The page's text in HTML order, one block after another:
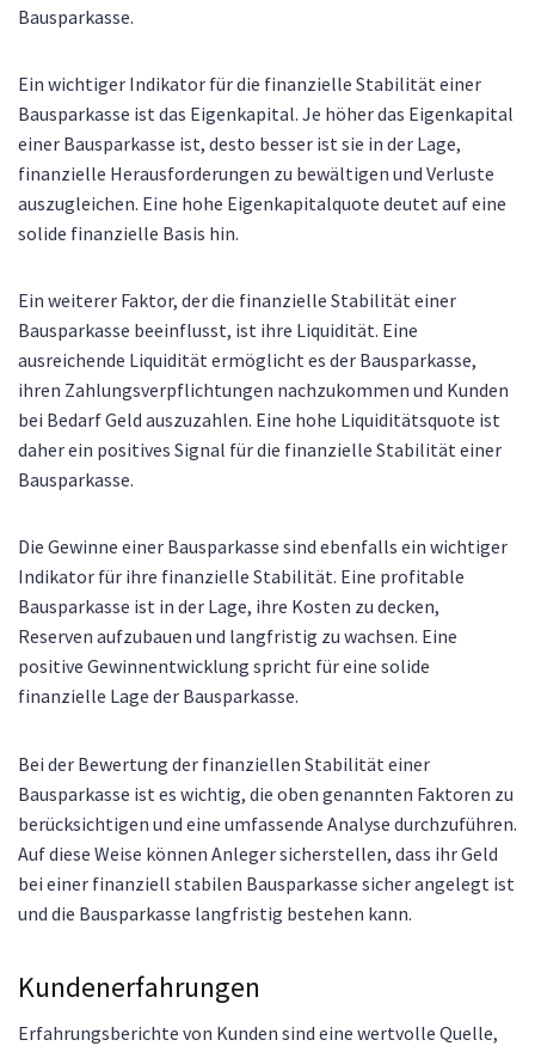
Bausparkasse.
Ein wichtiger Indikator für die finanzielle Stabilität einer
Bausparkasse ist das Eigenkapital. Je höher das Eigenkapital
einer Bausparkasse ist, desto besser ist sie in der Lage,
finanzielle Herausforderungen zu bewältigen und Verluste
auszugleichen. Eine hohe Eigenkapitalquote deutet auf eine
solide finanzielle Basis hin.
Ein weiterer Faktor, der die finanzielle Stabilität einer
Bausparkasse beeinflusst, ist ihre Liquidität. Eine
ausreichende Liquidität ermöglicht es der Bausparkasse,
ihren Zahlungsverpflichtungen nachzukommen und Kunden
bei Bedarf Geld auszuzahlen. Eine hohe Liquiditätsquote ist
daher ein positives Signal für die finanzielle Stabilität einer
Bausparkasse.
Die Gewinne einer Bausparkasse sind ebenfalls ein wichtiger
Indikator für ihre finanzielle Stabilität. Eine profitable
Bausparkasse ist in der Lage, ihre Kosten zu decken,
Reserven aufzubauen und langfristig zu wachsen. Eine
positive Gewinnentwicklung spricht für eine solide
finanzielle Lage der Bausparkasse.
Bei der Bewertung der finanziellen Stabilität einer
Bausparkasse ist es wichtig, die oben genannten Faktoren zu
berücksichtigen und eine umfassende Analyse durchzuführen.
Auf diese Weise können Anleger sicherstellen, dass ihr Geld
bei einer finanziell stabilen Bausparkasse sicher angelegt ist
und die Bausparkasse langfristig bestehen kann.
Kundenerfahrungen
Erfahrungsberichte von Kunden sind eine wertvolle Quelle,